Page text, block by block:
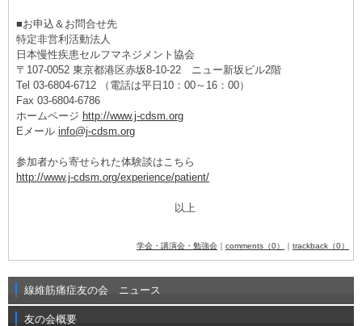
■お申込＆お問合せ先
特定非営利活動法人
日本慢性疾患セルフマネジメント協会
〒107-0052 東京都港区赤坂8-10-22 ニュー新坂ビル2階
Tel 03-6804-6712 （電話は平日10：00～16：00）
Fax 03-6804-6786
ホームページ http://www.j-cdsm.org
Eメール info@j-cdsm.org
参加者から寄せられた体験談はこちら
http://www.j-cdsm.org/experience/patient/
以上
学会・講演会・勉強会 ｜ comments（0） ｜ trackback（0）
線維筋痛症友の会 ニュース
友の会概要